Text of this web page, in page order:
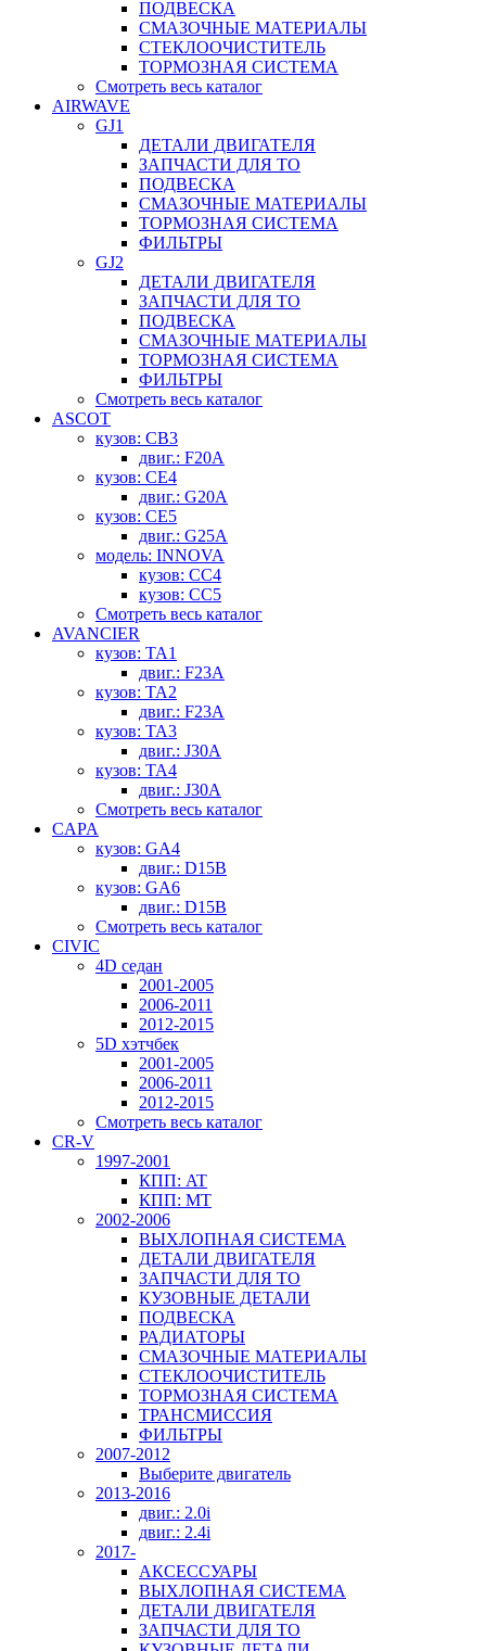
ПОДВЕСКА
СМАЗОЧНЫЕ МАТЕРИАЛЫ
СТЕКЛООЧИСТИТЕЛЬ
ТОРМОЗНАЯ СИСТЕМА
Смотреть весь каталог
AIRWAVE
GJ1
ДЕТАЛИ ДВИГАТЕЛЯ
ЗАПЧАСТИ ДЛЯ ТО
ПОДВЕСКА
СМАЗОЧНЫЕ МАТЕРИАЛЫ
ТОРМОЗНАЯ СИСТЕМА
ФИЛЬТРЫ
GJ2
ДЕТАЛИ ДВИГАТЕЛЯ
ЗАПЧАСТИ ДЛЯ ТО
ПОДВЕСКА
СМАЗОЧНЫЕ МАТЕРИАЛЫ
ТОРМОЗНАЯ СИСТЕМА
ФИЛЬТРЫ
Смотреть весь каталог
ASCOT
кузов: CB3
двиг.: F20A
кузов: CE4
двиг.: G20A
кузов: CE5
двиг.: G25A
модель: INNOVA
кузов: CC4
кузов: CC5
Смотреть весь каталог
AVANCIER
кузов: TA1
двиг.: F23A
кузов: TA2
двиг.: F23A
кузов: TA3
двиг.: J30A
кузов: TA4
двиг.: J30A
Смотреть весь каталог
CAPA
кузов: GA4
двиг.: D15B
кузов: GA6
двиг.: D15B
Смотреть весь каталог
CIVIC
4D седан
2001-2005
2006-2011
2012-2015
5D хэтчбек
2001-2005
2006-2011
2012-2015
Смотреть весь каталог
CR-V
1997-2001
КПП: AT
КПП: MT
2002-2006
ВЫХЛОПНАЯ СИСТЕМА
ДЕТАЛИ ДВИГАТЕЛЯ
ЗАПЧАСТИ ДЛЯ ТО
КУЗОВНЫЕ ДЕТАЛИ
ПОДВЕСКА
РАДИАТОРЫ
СМАЗОЧНЫЕ МАТЕРИАЛЫ
СТЕКЛООЧИСТИТЕЛЬ
ТОРМОЗНАЯ СИСТЕМА
ТРАНСМИССИЯ
ФИЛЬТРЫ
2007-2012
Выберите двигатель
2013-2016
двиг.: 2.0i
двиг.: 2.4i
2017-
АКСЕССУАРЫ
ВЫХЛОПНАЯ СИСТЕМА
ДЕТАЛИ ДВИГАТЕЛЯ
ЗАПЧАСТИ ДЛЯ ТО